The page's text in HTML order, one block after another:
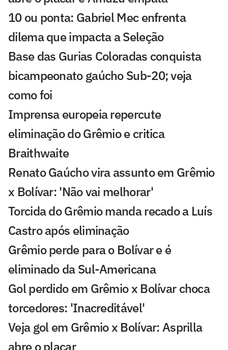
10 ou ponta: Gabriel Mec enfrenta
dilema que impacta a Seleção
Base das Gurias Coloradas conquista
bicampeonato gaúcho Sub-20; veja
como foi
Imprensa europeia repercute
eliminação do Grêmio e critica
Braithwaite
Renato Gaúcho vira assunto em Grêmio
x Bolívar: 'Não vai melhorar'
Torcida do Grêmio manda recado a Luís
Castro após eliminação
Grêmio perde para o Bolívar e é
eliminado da Sul-Americana
Gol perdido em Grêmio x Bolívar choca
torcedores: 'Inacreditável'
Veja gol em Grêmio x Bolívar: Asprilla
abre o placar